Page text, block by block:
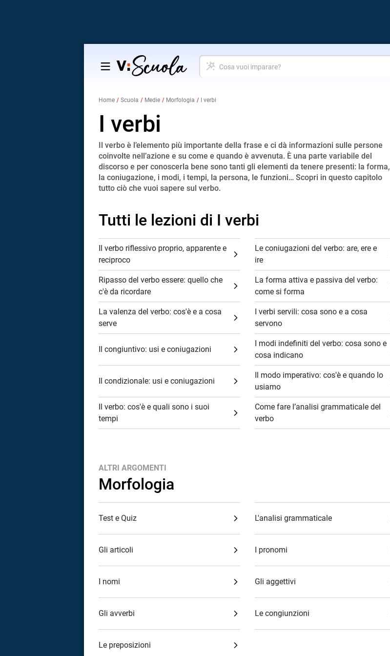
Salta
Cosa
vuoi
Home Scuola Medie Morfologia I verbi
I verbi
Il verbo è l’elemento più importante della frase e ci dà informazioni sulle persone
coinvolte nell’azione e su come e quando è avvenuta. È una parte variabile del
discorso e per conoscerla bene sono tanti gli elementi da tenere presenti: la forma,
la coniugazione, i modi, i tempi, la persona, le funzioni… Scopri in questo capitolo
tutto ciò che vuoi sapere sul verbo.
Tutti le lezioni di I verbi
Il verbo riflessivo proprio, apparente e
reciproco
Le coniugazioni del verbo: are, ere e
ire
Ripasso del verbo essere: quello che
c'è da ricordare
La forma attiva e passiva del verbo:
come si forma
La valenza del verbo: cos'è e a cosa
serve
I verbi servili: cosa sono e a cosa
servono
Il congiuntivo: usi e coniugazioni
I modi indefiniti del verbo: cosa sono e
cosa indicano
Il condizionale: usi e coniugazioni
Il modo imperativo: cos'è e quando lo
usiamo
Il verbo: cos'è e quali sono i suoi
tempi
Come fare l’analisi grammaticale del
verbo
ALTRI ARGOMENTI
Morfologia
Test e Quiz L'analisi grammaticale
Gli articoli I pronomi
I nomi Gli aggettivi
Gli avverbi Le congiunzioni
Le preposizioni